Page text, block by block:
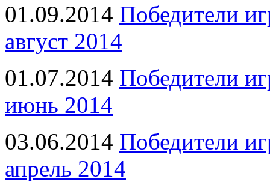
01.09.2014 Победители
август 2014
01.07.2014 Победители
июнь 2014
03.06.2014 Победители
апрель 2014